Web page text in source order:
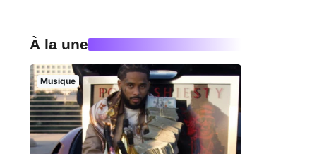
À la une
Musique